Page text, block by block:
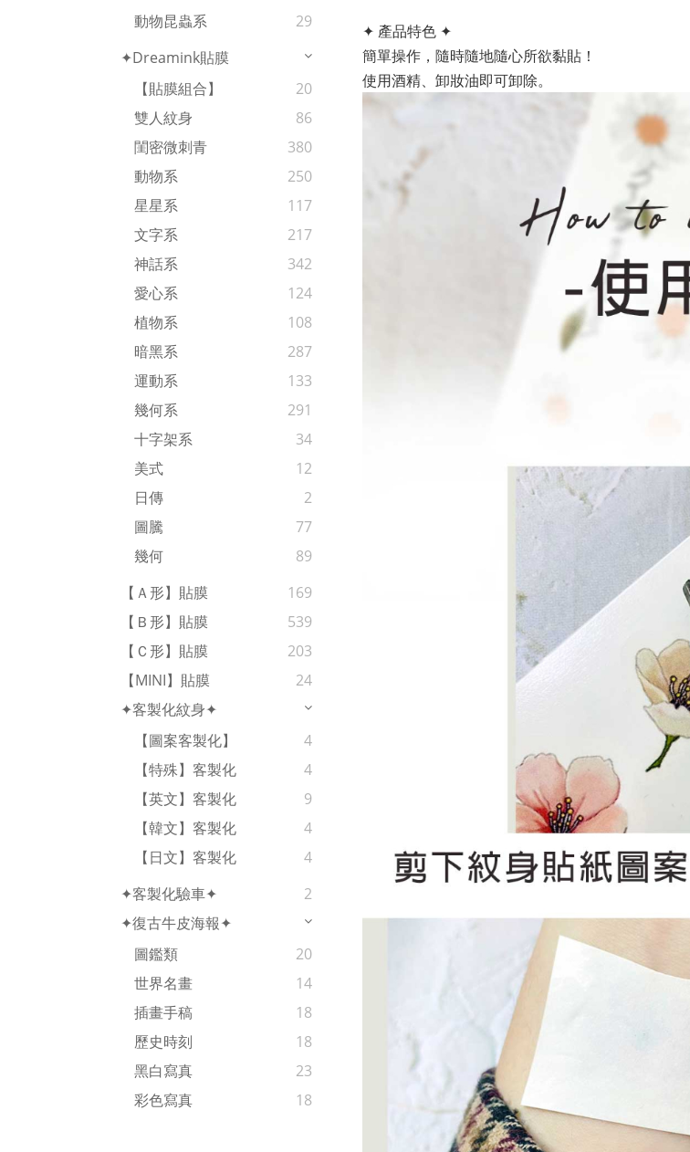
動物昆蟲系
29
✦Dreamink貼膜
【貼膜組合】
20
雙人紋身
86
閨密微刺青
380
動物系
250
星星系
117
文字系
217
神話系
342
愛心系
124
植物系
108
暗黑系
287
運動系
133
幾何系
291
十字架系
34
美式
12
日傳
2
圖騰
77
幾何
89
【Ａ形】貼膜
169
【Ｂ形】貼膜
539
【Ｃ形】貼膜
203
【MINI】貼膜
24
✦客製化紋身✦
【圖案客製化】
4
【特殊】客製化
4
【英文】客製化
9
【韓文】客製化
4
【日文】客製化
4
✦客製化驗車✦
2
✦復古牛皮海報✦
圖鑑類
20
世界名畫
14
插畫手稿
18
歷史時刻
18
黑白寫真
23
彩色寫真
18
✦ 產品特色 ✦
簡單操作，隨時隨地隨心所欲黏貼！
使用酒精、卸妝油即可卸除。